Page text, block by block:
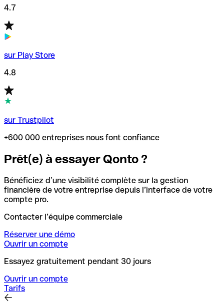
4.7
sur Play Store
4.8
sur Trustpilot
+600 000 entreprises nous font confiance
Prêt(e) à essayer Qonto ?
Bénéficiez d’une visibilité complète sur la gestion
financière de votre entreprise depuis l’interface de votre
compte pro.
Contacter l’équipe commerciale
Réserver une démo
Ouvrir un compte
Essayez gratuitement pendant 30 jours
Ouvrir un compte
Tarifs